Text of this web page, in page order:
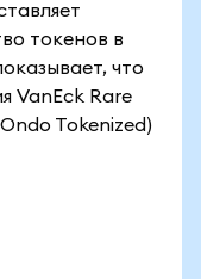
токенов в
что
VanEck Rare
Tokenized)